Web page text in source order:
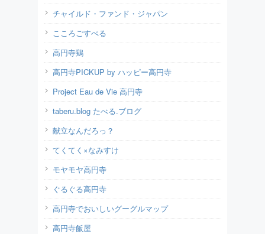
チャイルド・ファンド・ジャパン
こころごすぺる
高円寺鶏
高円寺PICKUP by ハッピー高円寺
Project Eau de Vie 高円寺
taberu.blog たべる.ブログ
献立なんだろっ？
てくてく×なみすけ
モヤモヤ高円寺
ぐるぐる高円寺
高円寺でおいしいグーグルマップ
高円寺飯屋